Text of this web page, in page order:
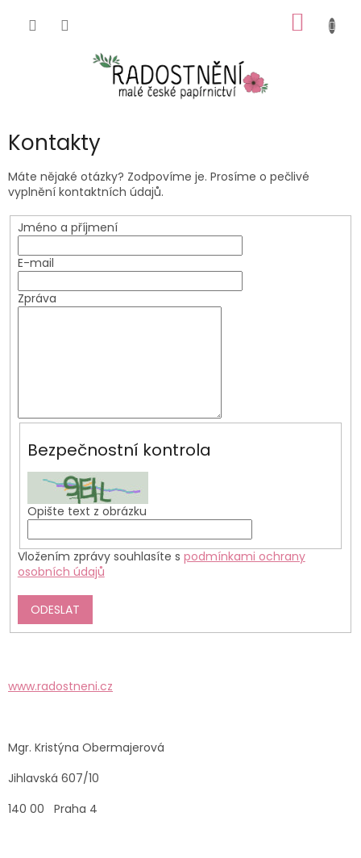
KOŠÍK
Kontakty
Máte nějaké otázky? Zodpovíme je. Prosíme o pečlivé
vyplnění kontaktních údajů.
Jméno a příjmení
E-mail
Zpráva
Bezpečnostní kontrola
Opište text z obrázku
Vložením zprávy souhlasíte s podmínkami ochrany
osobních údajů
ODESLAT
www.radostneni.cz
Mgr. Kristýna Obermajerová
Jihlavská 607/10
140 00 Praha 4